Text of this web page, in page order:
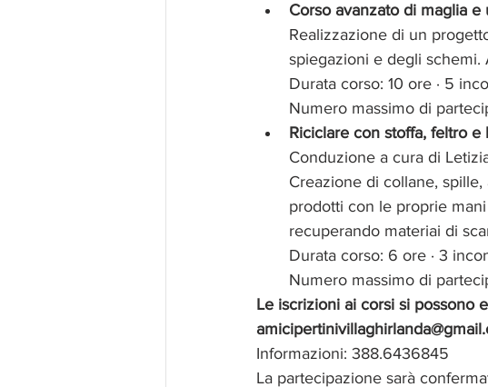
Corso avanzato di maglia e
Realizzazione di un
spiegazioni e degli schemi.
Durata corso: 10 ore · 5
Numero massimo di
Riciclare con stoffa, feltro e
Conduzione a cura di
Creazione di collane,
prodotti con le proprie
recuperando materiai di
Durata corso: 6 ore · 3
Numero massimo di
Le iscrizioni ai corsi si possono
Informazioni: 388.6436845
La partecipazione sarà